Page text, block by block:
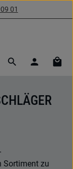
01
Sortiment zu